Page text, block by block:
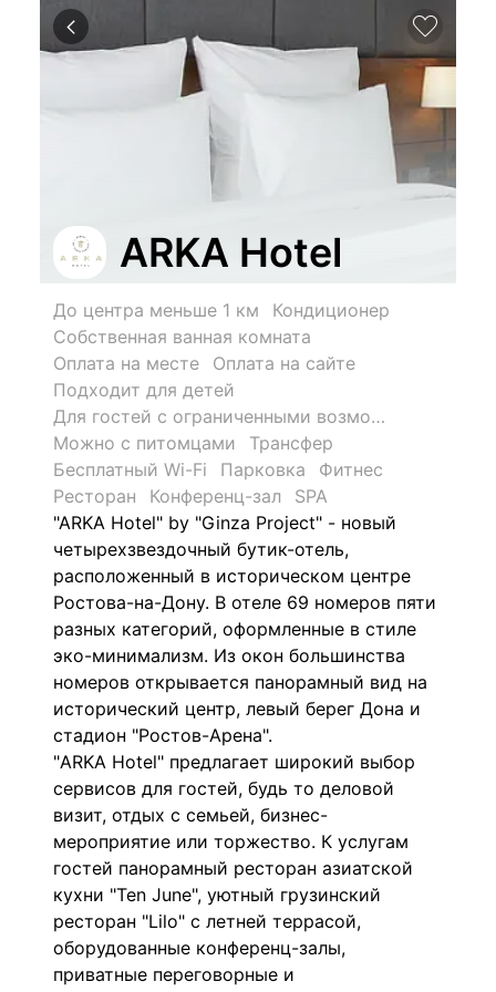
ARKA Hotel
До центра меньше 1 км
Кондиционер
Собственная ванная комната
Оплата на месте
Оплата на сайте
Подходит для детей
Для гостей с ограниченными возможностями
Можно с питомцами
Трансфер
Бесплатный Wi-Fi
Парковка
Фитнес
Ресторан
Конференц-зал
SPA
"ARKA Hotel" by "Ginza Project" - новый
четырехзвездочный бутик-отель,
расположенный в историческом центре
Ростова-на-Дону. В отеле 69 номеров пяти
разных категорий, оформленные в стиле
эко-минимализм. Из окон большинства
номеров открывается панорамный вид на
исторический центр, левый берег Дона и
стадион "Ростов-Арена".
"ARKA Hotel" предлагает широкий выбор
сервисов для гостей, будь то деловой
визит, отдых с семьей, бизнес-
мероприятие или торжество. К услугам
гостей панорамный ресторан азиатской
кухни "Ten June", уютный грузинский
ресторан "Lilo" с летней террасой,
оборудованные конференц-залы,
приватные переговорные и